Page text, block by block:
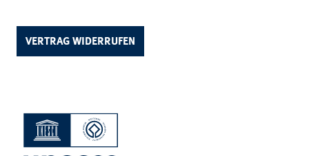
VERTRAG WIDERRUFEN